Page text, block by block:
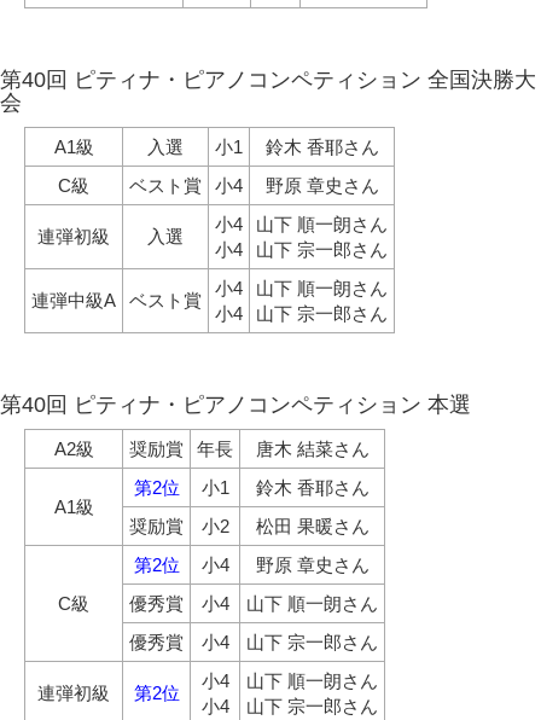
第40回 ピティナ・ピアノコンペティション 全国決勝大
会
A1級 入選 小1
鈴木 香耶さん
C級
ベスト賞 小4 野原 章史さん
連弾初級 入選
小4
小4
山下 順一朗さん
山下 宗一郎さん
連弾中級A ベスト賞
小4
小4
山下 順一朗さん
山下 宗一郎さん
第40回 ピティナ・ピアノコンペティション 本選
A2級 奨励賞 年長 唐木 結菜さん
A1級
第2位 小1
鈴木 香耶さん
奨励賞
小2 松田 果暖さん
C級
第2位 小4
野原 章史さん
優秀賞
小4
山下 順一朗さん
優秀賞
小4 山下 宗一郎さん
連弾初級 第2位
小4
小4
山下 順一朗さん
山下 宗一郎さん